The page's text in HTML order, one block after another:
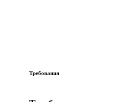
Требования